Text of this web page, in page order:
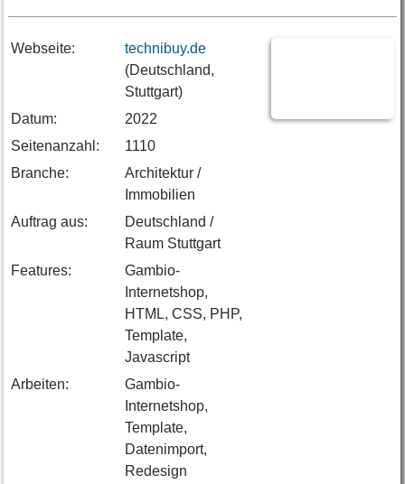
Webseite:
technibuy.de
(Deutschland,
Stuttgart)
Datum:
2022
Seitenanzahl:
1110
Branche:
Architektur /
Immobilien
Auftrag aus:
Deutschland /
Raum Stuttgart
Features:
Gambio-
Internetshop,
HTML, CSS, PHP,
Template,
Javascript
Arbeiten:
Gambio-
Internetshop,
Template,
Datenimport,
Redesign